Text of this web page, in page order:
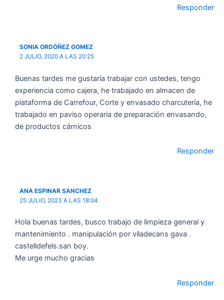
Responder
SONIA ORDÓÑEZ GOMEZ
2 JULIO, 2020 A LAS 20:25
Buenas tardes me gustaría trabajar con ustedes, tengo
experiencia como cajera, he trabajado en almacen de
plataforma de Carrefour, Corte y envasado charcutería, he
trabajado en paviso operaria de preparación envasando,
de productos cárnicos
Responder
ANA ESPINAR SANCHEZ
25 JULIO, 2023 A LAS 18:04
Hola buenas tardes, busco trabajo de limpieza general y
mantenimiento . manipulación por viladecans gava .
castelldefels.san boy.
Me urge mucho gracias
Responder